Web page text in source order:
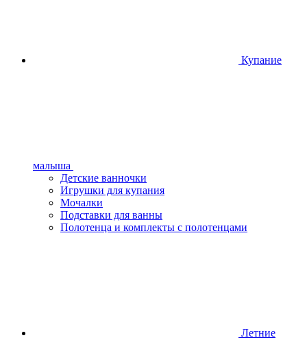
Купание
малыша
Детские ванночки
Игрушки для купания
Мочалки
Подставки для ванны
Полотенца и комплекты с полотенцами
Летние